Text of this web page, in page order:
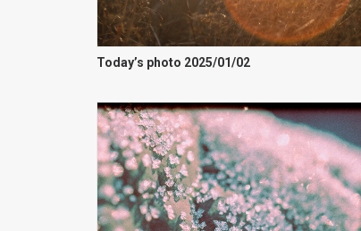
Today’s photo 2025/01/02